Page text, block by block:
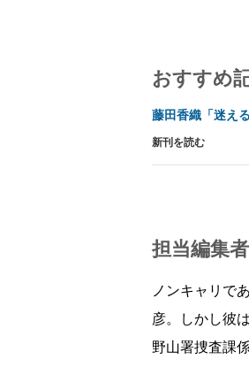
おすすめ
藤田香織「迷え
新刊を読む
担当編集
ノンキャリで
彦。しかし彼
野山署捜査課